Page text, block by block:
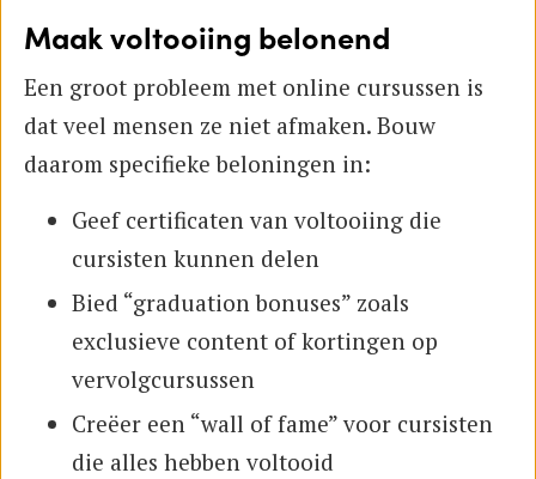
Maak voltooiing belonend
Een groot probleem met online cursussen is
dat veel mensen ze niet afmaken. Bouw
daarom specifieke beloningen in:
Geef certificaten van voltooiing die
cursisten kunnen delen
Bied “graduation bonuses” zoals
exclusieve content of kortingen op
vervolgcursussen
Creëer een “wall of fame” voor cursisten
die alles hebben voltooid